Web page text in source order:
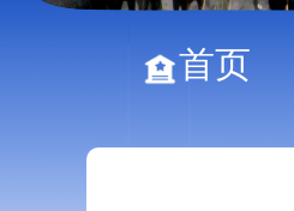
首页